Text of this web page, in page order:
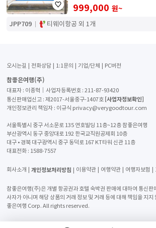
999,000 원~
JPP709 티웨이항공 외 1개
오시는길 전화상담 1:1문의 기업/단체 PC버전
참좋은여행(주)
대표자 : 이종혁│사업자등록번호 : 211-87-93420
통신판매업신고 : 제2017-서울중구-1407호 [사업자정보확인]
개인정보관리 책임자 : 이규식 privacy@verygoodtour.com
서울특별시 중구 서소문로 135 연호빌딩 11층~12층 참좋은여행
부산광역시 동구 중앙대로 192 한국교직원공제회 10층
대구 • 경북 대구광역시 중구 동덕로 167 KT타워 신관 11층
대표전화 : 1588-7557
회사소개 개인정보처리방침 이용약관 여행약관 여행자보험
참좋은여행(주)은 개별 항공권과 호텔 숙박권 판매에 대하여 통신판
사자가 아니며 해당 상품의 거래 정보 및 거래 등에 대해 책임을 지
좋은여행 Corp. All rights reserved.